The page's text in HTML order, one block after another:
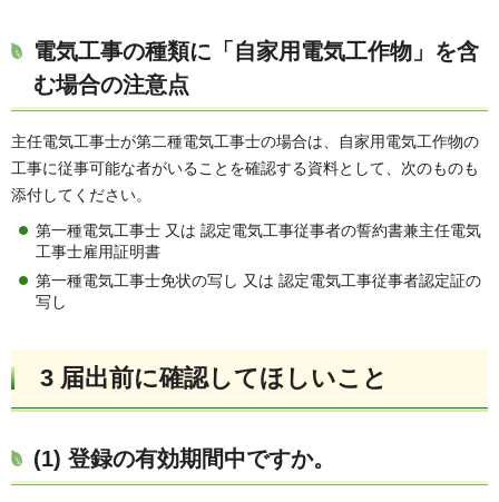
電気工事の種類に「自家用電気工作物」を含
む場合の注意点
主任電気工事士が第二種電気工事士の場合は、自家用電気工作物の
工事に従事可能な者がいることを確認する資料として、次のものも
添付してください。
第一種電気工事士 又は 認定電気工事従事者の誓約書兼主任電気
工事士雇用証明書
第一種電気工事士免状の写し 又は 認定電気工事従事者認定証の
写し
3 届出前に確認してほしいこと
(1) 登録の有効期間中ですか。